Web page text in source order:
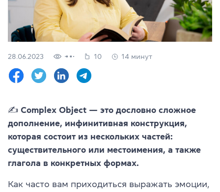
Проверитьсвойуровень
Оставить заявку
Язык сайта
(044) 580 11 00
(063) 580 11 00
(098) 580 11 00
г. Киев, метро Золотые Ворота, ул. Ярославов Вал, 13/2-б,
Посмотреть на Google Maps
28.06.2023 10 14 минут
✍️ Complex Object — это дословно сложное
дополнение, инфинитивная конструкция,
которая состоит из нескольких частей:
существительного или местоимения, а также
глагола в конкретных формах.
Как часто вам приходиться выражать эмоции,